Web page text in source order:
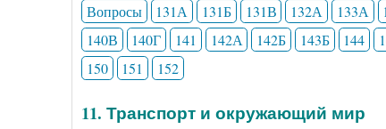
Вопросы 131А 131Б 131В 132А 133А
140В
140Г 141 142А 142Б 143Б 144
150
151 152
11. Транспорт и окружающий мир